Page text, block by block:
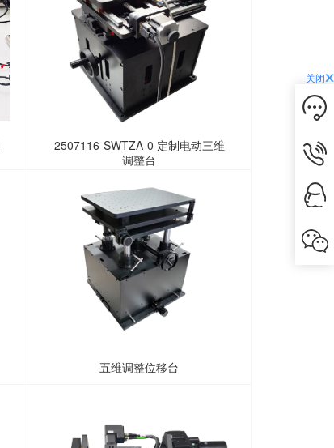
2507116-SWTZA-0 定制电动三维
调整台
五维调整位移台
关闭